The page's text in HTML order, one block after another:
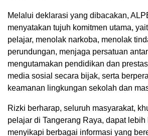
Melalui deklarasi yang dibacakan,
menyatakan tujuh komitmen utama,
pelajar, menolak narkoba, menolak
perundungan, menjaga persatuan
mengutamakan pendidikan dan
media sosial secara bijak, serta
keamanan lingkungan sekolah dan
Rizki berharap, seluruh masyarakat,
pelajar di Tangerang Raya, dapat
menyikapi berbagai informasi yang